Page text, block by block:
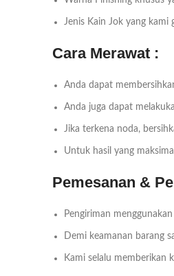
Jenis Kain Jok yang
Cara Merawat :
Anda dapat
Anda juga dapat
Jika terkena noda,
Untuk hasil yang
Pemesanan &
Pengiriman
Demi keamanan barang
Kami selalu memberikan